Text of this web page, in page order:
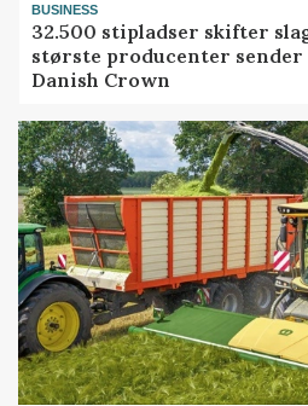
BUSINESS
32.500 stipladser skifter
største producenter
Danish Crown